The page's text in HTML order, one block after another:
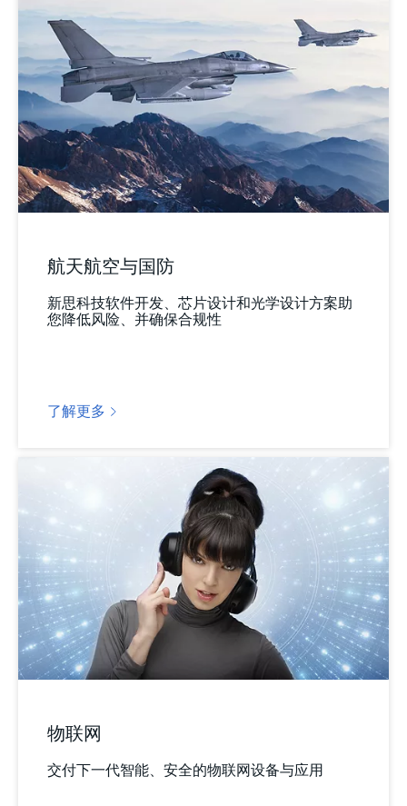
航天航空与国防
新思科技软件开发、芯片设计和光学设计方案助
您降低风险、并确保合规性
了解更多
物联网
交付下一代智能、安全的物联网设备与应用